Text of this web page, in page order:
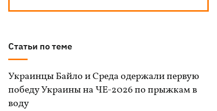
Статьи по теме
Украинцы Байло и Среда одержали первую
победу Украины на ЧЕ-2026 по прыжкам в
воду